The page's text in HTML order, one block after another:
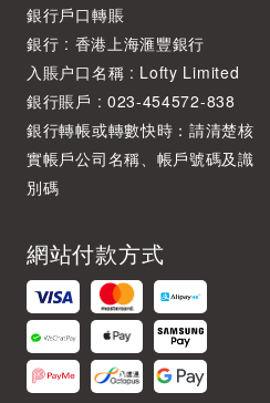
銀行戶口轉賬
銀行 : 香港上海滙豐銀行
入賬户口名稱 : Lofty Limited
銀行賬戶 : 023-454572-838
銀行轉帳或轉數快時：請清楚核
實帳戶公司名稱、帳戶號碼及識
別碼
網站付款方式